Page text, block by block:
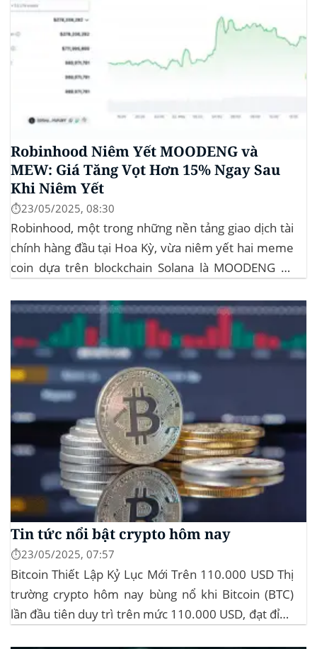
Robinhood Niêm Yết MOODENG và
MEW: Giá Tăng Vọt Hơn 15% Ngay Sau
Khi Niêm Yết
⏱️23/05/2025, 08:30
Robinhood, một trong những nền tảng giao dịch tài
chính hàng đầu tại Hoa Kỳ, vừa niêm yết hai meme
coin dựa trên blockchain Solana là MOODENG và
mẽ cho cả hai đồng tiền số, với mức tăng hơn...
Tin tức nổi bật crypto hôm nay
⏱️23/05/2025, 07:57
Bitcoin Thiết Lập Kỷ Lục Mới Trên 110.000 USD Thị
trường crypto hôm nay bùng nổ khi Bitcoin (BTC)
lần đầu tiên duy trì trên mức 110.000 USD, đạt đỉnh